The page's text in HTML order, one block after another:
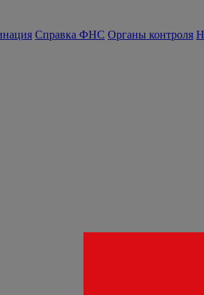
Справка ФНС Органы контроля